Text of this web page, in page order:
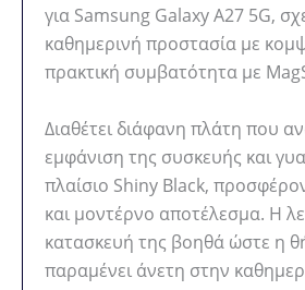
για Samsung Galaxy A27 5G,
καθημερινή προστασία με
πρακτική συμβατότητα με
Διαθέτει διάφανη πλάτη που
εμφάνιση της συσκευής και
πλαίσιο Shiny Black,
και μοντέρνο αποτέλεσμα. Η
κατασκευή της βοηθά ώστε η
παραμένει άνετη στην